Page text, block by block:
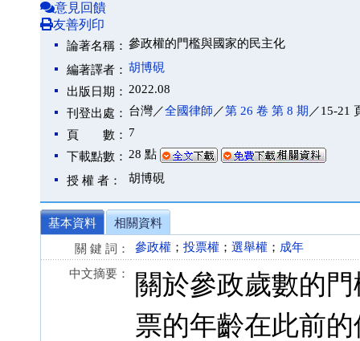
意見回饋
友善列印
論著名稱： 參政權的門檻與國家的民主化
編著譯者： 胡博硯
出版日期： 2022.08
刊登出處： 台灣／全國律師 ／第 26 卷 第 8 期 ／15-21
頁 數： 7
下載點數： 28 點
授 權 者： 胡博硯
基本資料
相關資料
關 鍵 詞：
參政權 ； 投票權 ； 選舉權 ； 成年
中文摘要：
關於參政歲數的
票的年齡在此前